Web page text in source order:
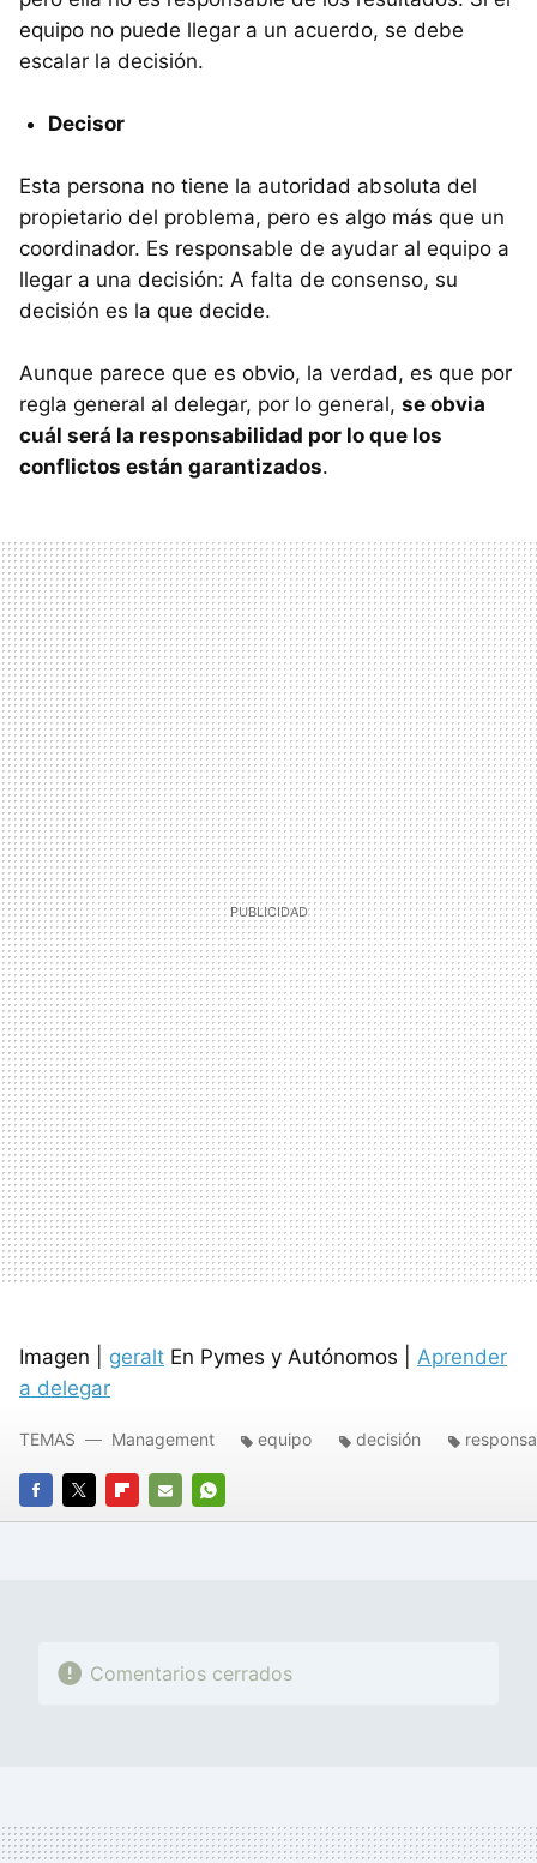
equipo no puede llegar a un acuerdo, se debe
escalar la decisión.
Decisor
Esta persona no tiene la autoridad absoluta del
propietario del problema, pero es algo más que un
coordinador. Es responsable de ayudar al equipo a
llegar a una decisión: A falta de consenso, su
decisión es la que decide.
Aunque parece que es obvio, la verdad, es que por
regla general al delegar, por lo general, se obvia
cuál será la responsabilidad por lo que los
conflictos están garantizados.
Imagen | geralt En Pymes y Autónomos | Aprender
a delegar
FACEBOOK
TWITTERFLIPBOARD
E-
WHATSAPP
TEMAS Management equipo decisión
Comentarios cerrados